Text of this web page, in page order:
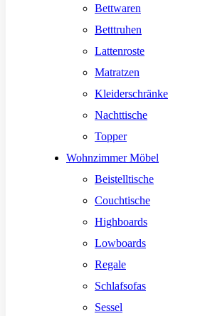
Bettwaren
Betttruhen
Lattenroste
Matratzen
Kleiderschränke
Nachttische
Topper
Wohnzimmer Möbel
Beistelltische
Couchtische
Highboards
Lowboards
Regale
Schlafsofas
Sessel